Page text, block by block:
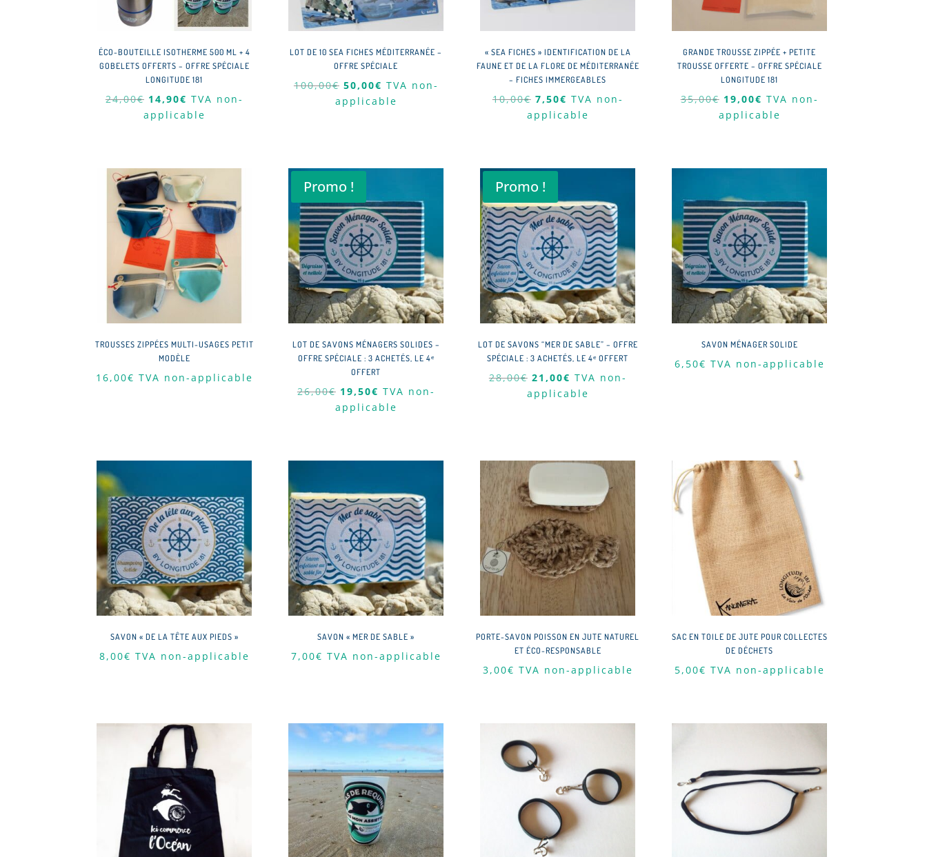
ÉCO-BOUTEILLE ISOTHERME 500 ML + 4
GOBELETS OFFERTS – OFFRE SPÉCIALE
LONGITUDE 181
24,00€ Le
prix
14,90€ Le
prix
TVA non-
applicable
LOT DE 10 SEA FICHES MÉDITERRANÉE –
OFFRE SPÉCIALE
100,00€ Le
prix
50,00€ Le
prix
TVA non-
applicable
« SEA FICHES » IDENTIFICATION DE LA
FAUNE ET DE LA FLORE DE MÉDITERRANÉE
– FICHES IMMERGEABLES
10,00€ Le
prix
7,50€ Le
prix
TVA non-
applicable
GRANDE TROUSSE ZIPPÉE + PETITE
TROUSSE OFFERTE – OFFRE SPÉCIALE
LONGITUDE 181
35,00€ Le
prix
19,00€ Le
prix
TVA non-
applicable
TROUSSES ZIPPÉES MULTI-USAGES PETIT
MODÈLE
16,00€ TVA non-applicable
Promo !
LOT DE SAVONS MÉNAGERS SOLIDES –
OFFRE SPÉCIALE : 3 ACHETÉS, LE 4ᵉ
OFFERT
26,00€ Le
prix
19,50€ Le
prix
TVA non-
applicable
Promo !
LOT DE SAVONS “MER DE SABLE” – OFFRE
SPÉCIALE : 3 ACHETÉS, LE 4ᵉ OFFERT
28,00€ Le
prix
21,00€ Le
prix
TVA non-
applicable
SAVON MÉNAGER SOLIDE
6,50€ TVA non-applicable
SAVON « DE LA TÊTE AUX PIEDS »
8,00€ TVA non-applicable
SAVON « MER DE SABLE »
7,00€ TVA non-applicable
PORTE-SAVON POISSON EN JUTE NATUREL
ET ÉCO-RESPONSABLE
3,00€ TVA non-applicable
SAC EN TOILE DE JUTE POUR COLLECTES
DE DÉCHETS
5,00€ TVA non-applicable